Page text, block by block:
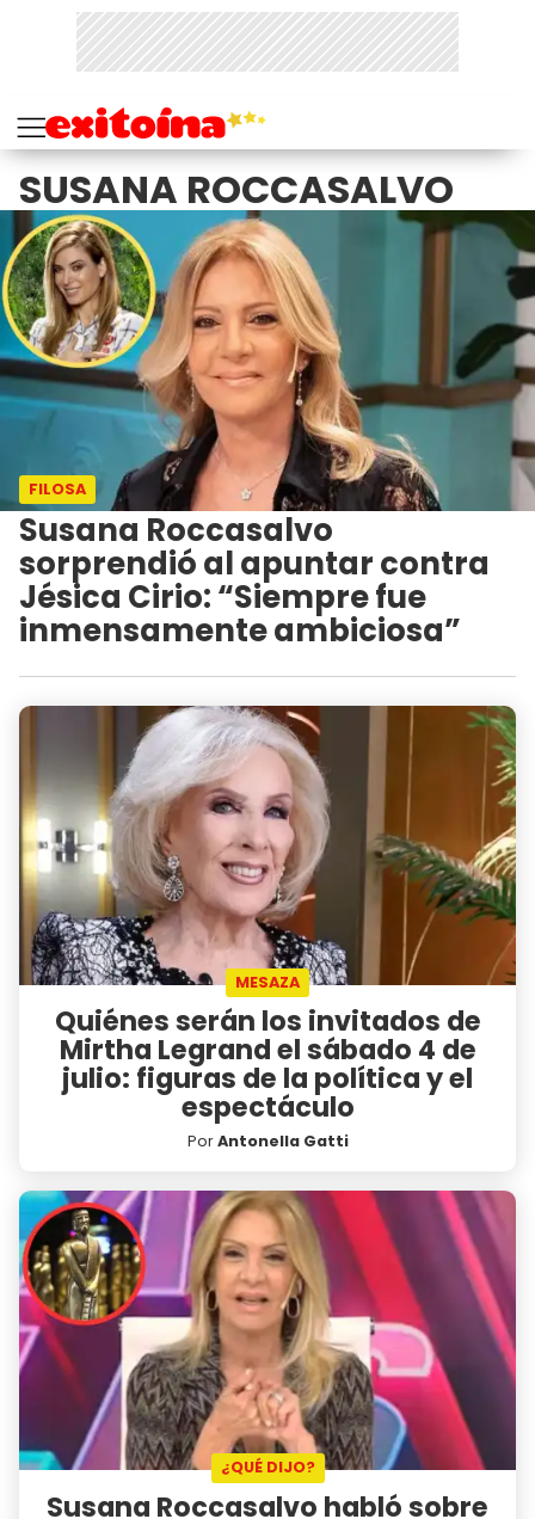
SUSANA ROCCASALVO
FILOSA
Susana Roccasalvo
sorprendió al apuntar contra
Jésica Cirio: “Siempre fue
inmensamente ambiciosa”
MESAZA
Quiénes serán los invitados de
Mirtha Legrand el sábado 4 de
julio: figuras de la política y el
espectáculo
PorAntonella Gatti
¿QUÉ DIJO?
Susana Roccasalvo habló sobre